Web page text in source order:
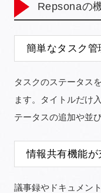
Repsonaの
簡単なタスク管
タスクのステータス
ます。タイトルだけ
テータスの追加や並
情報共有機能が
議事録やドキュメン